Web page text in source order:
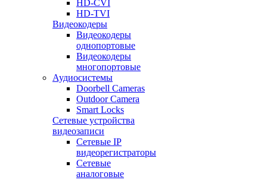
HD-CVI
HD-TVI
Видеокодеры
Видеокодеры
однопортовые
Видеокодеры
многопортовые
Аудиосистемы
Doorbell Cameras
Outdoor Camera
Smart Locks
Сетевые устройства
видеозаписи
Сетевые IP
видеорегистраторы
Сетевые
аналоговые